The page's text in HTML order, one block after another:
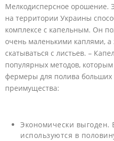
Мелкодисперсное орошение.
на территории Украины
комплексе с капельным. Он
очень маленькими каплями, а
скатываться с листьев. –
популярных методов,
фермеры для полива
преимущества:
Экономически выгоден.
используются в